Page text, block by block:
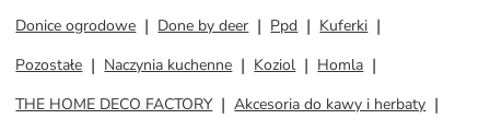
Donice ogrodowe
Done by deer Ppd
Kuferki
Pozostałe
Naczynia kuchenne Koziol
Homla
THE HOME DECO FACTORY
Akcesoria do kawy i herbaty